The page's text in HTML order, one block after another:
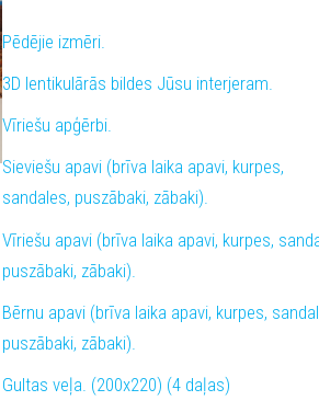
Pēdējie izmēri.
3D lentikulārās bildes Jūsu interjeram.
Vīriešu apģērbi.
Sieviešu apavi (brīva laika apavi, kurpes,
sandales, puszābaki, zābaki).
Vīriešu apavi (brīva laika apavi, kurpes,
puszābaki, zābaki).
Bērnu apavi (brīva laika apavi, kurpes,
puszābaki, zābaki).
Gultas veļa. (200x220) (4 daļas)